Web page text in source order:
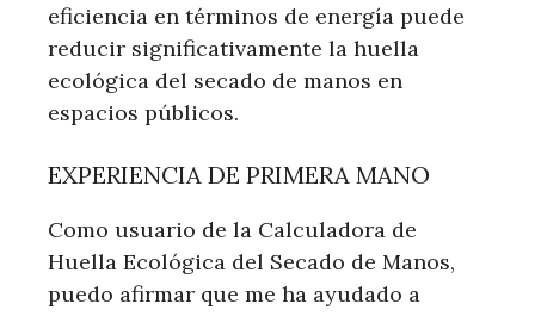
eficiencia en términos de energía puede
reducir significativamente la huella
ecológica del secado de manos en
espacios públicos.
EXPERIENCIA DE PRIMERA MANO
Como usuario de la Calculadora de
Huella Ecológica del Secado de Manos,
puedo afirmar que me ha ayudado a